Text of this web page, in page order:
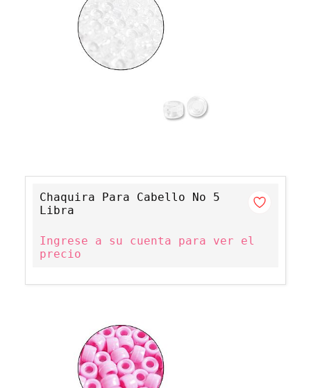
Chaquira Para Cabello No 5
Libra
Ingrese a su cuenta para ver el
precio